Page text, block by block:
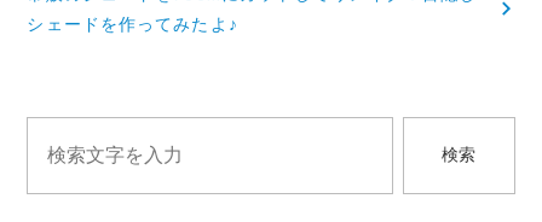
ビ
シ
ョ
シェードを作ってみたよ♪
検索